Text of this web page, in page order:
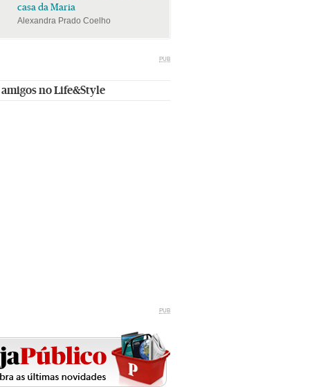
casa da Maria
Alexandra Prado Coelho
PUB
amigos no Life&Style
PUB